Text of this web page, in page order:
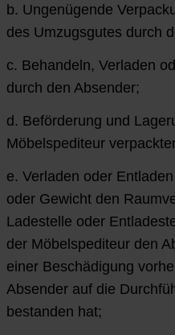
b. Ungenügende
des Umzugsgutes durch
c. Behandeln, Verladen
durch den Absender;
d. Beförderung und
Möbelspediteur
e. Verladen oder
oder Gewicht den
Ladestelle oder
der Möbelspediteur den
einer Beschädigung
Absender auf die
bestanden hat;